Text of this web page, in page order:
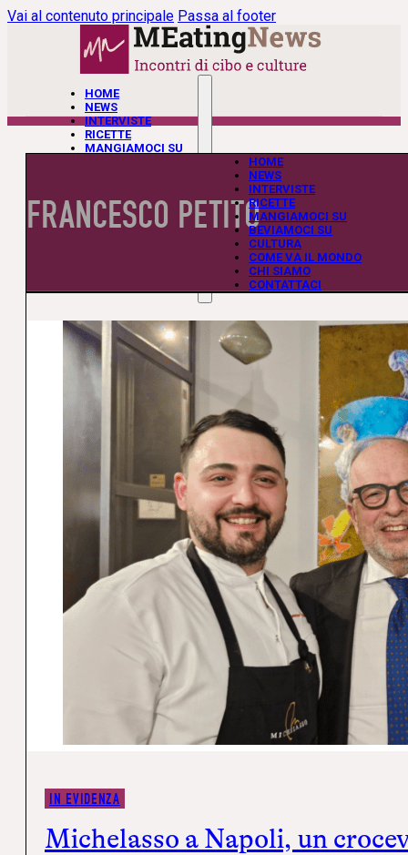
Vai al contenuto principale Passa al footer
HOME
NEWS
INTERVISTE
RICETTE
MANGIAMOCI SU
CHI SIAMO
CONTATTACI
HOME
NEWS
INTERVISTE
RICETTE
MANGIAMOCI SU
BEVIAMOCI SU
CULTURA
COME VA IL MONDO
CHI SIAMO
CONTATTACI
FRANCESCO PETITO
IN EVIDENZA
Michelasso a Napoli, un